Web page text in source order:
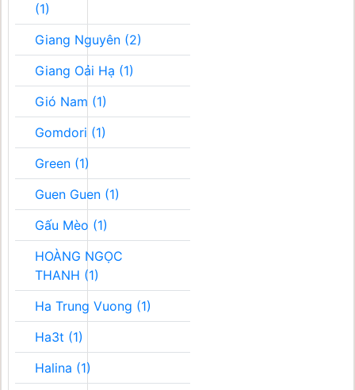
(1)
Giang Nguyên (2)
Giang Oải Hạ (1)
Gió Nam (1)
Gomdori (1)
Green (1)
Guen Guen (1)
Gấu Mèo (1)
HOÀNG NGỌC
THANH (1)
Ha Trung Vuong (1)
Ha3t (1)
Halina (1)